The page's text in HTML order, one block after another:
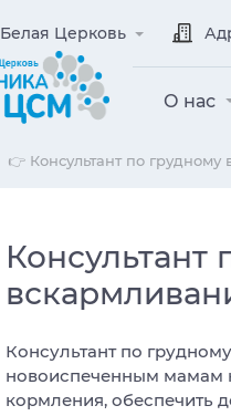
Белая Церковь
О нас
👉 Консультант по
Консультант
Консультант по
новоиспеченным мамам
кормления, обеспечить